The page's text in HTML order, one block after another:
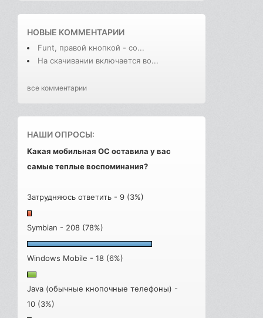
НОВЫЕ КОММЕНТАРИИ
Funt, правой кнопкой - со...
На скачивании включается во...
все комментарии
НАШИ ОПРОСЫ:
Какая мобильная ОС оставила у вас
самые теплые воспоминания?
Затрудняюсь ответить - 9 (3%)
Symbian - 208 (78%)
Windows Mobile - 18 (6%)
Java (обычные кнопочные телефоны) -
10 (3%)